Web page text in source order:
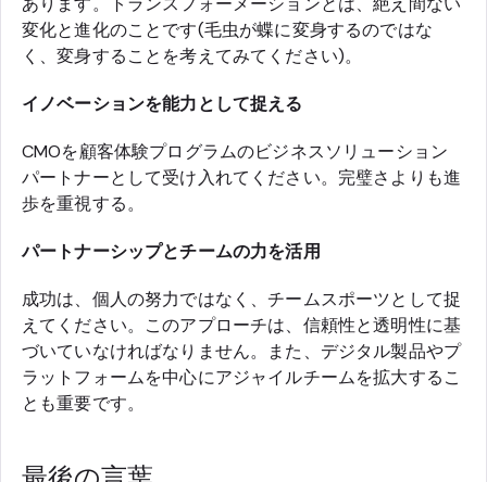
変化と進化のことです(毛虫が蝶に変身するのではな
く、変身することを考えてみてください)。
イノベーションを能力として捉える
CMOを顧客体験プログラムのビジネスソリューション
パートナーとして受け入れてください。完璧さよりも進
歩を重視する。
パートナーシップとチームの力を活用
成功は、個人の努力ではなく、チームスポーツとして捉
えてください。このアプローチは、信頼性と透明性に基
づいていなければなりません。また、デジタル製品やプ
ラットフォームを中心にアジャイルチームを拡大するこ
とも重要です。